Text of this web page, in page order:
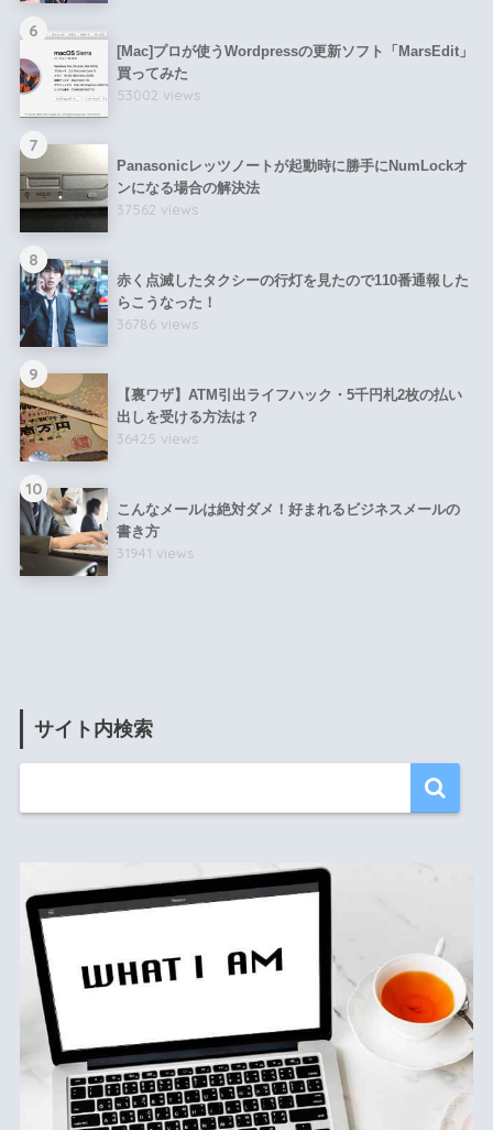
6
[Mac]プロが使うWordpressの更新ソフト「MarsEdit」
買ってみた
53002 views
7
Panasonicレッツノートが起動時に勝手にNumLockオ
ンになる場合の解決法
37562 views
8
赤く点滅したタクシーの行灯を見たので110番通報した
らこうなった！
36786 views
9
【裏ワザ】ATM引出ライフハック・5千円札2枚の払い
出しを受ける方法は？
36425 views
10
こんなメールは絶対ダメ！好まれるビジネスメールの
書き方
31941 views
サイト内検索